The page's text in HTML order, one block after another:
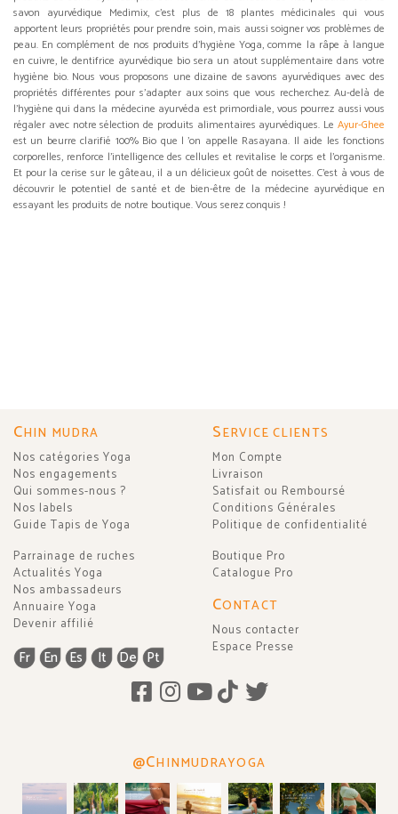
savon ayurvédique Medimix, c'est plus de 18 plantes médicinales qui vous
apportent leurs propriétés pour prendre soin, mais aussi soigner vos problèmes de
peau. En complément de nos produits d’hygiène Yoga, comme la râpe à langue
en cuivre, le dentifrice ayurvédique bio sera un atout supplémentaire dans votre
hygiène bio. Nous vous proposons une dizaine de savons ayurvédiques avec des
propriétés différentes pour s'adapter aux soins que vous recherchez. Au-delà de
l’hygiène qui dans la médecine ayurvéda est primordiale, vous pourrez aussi vous
régaler avec notre sélection de produits alimentaires ayurvédiques. Le Ayur-Ghee
est un beurre clarifié 100% Bio que l 'on appelle Rasayana. Il aide les fonctions
corporelles, renforce l'intelligence des cellules et revitalise le corps et l'organisme.
Et pour la cerise sur le gâteau, il a un délicieux goût de noisettes. C'est à vous de
découvrir le potentiel de santé et de bien-être de la médecine ayurvédique en
essayant les produits de notre boutique. Vous serez conquis !
CHIN MUDRA
Nos catégories Yoga
Nos engagements
Qui sommes-nous ?
Nos labels
Guide Tapis de Yoga
Parrainage de ruches
Actualités Yoga
Nos ambassadeurs
Annuaire Yoga
Devenir affilié
Fr En Es It De Pt
SERVICE CLIENTS
Mon Compte
Livraison
Satisfait ou Remboursé
Conditions Générales
Politique de confidentialité
Boutique Pro
Catalogue Pro
CONTACT
Nous contacter
Espace Presse
@CHINMUDRAYOGA